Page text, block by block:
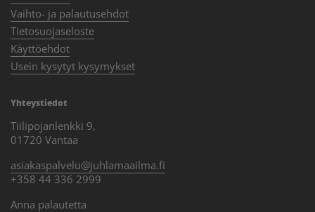
Vaihto- ja palautusehdot
Tietosuojaseloste
Käyttöehdot
Usein kysytyt kysymykset
Yhteystiedot
Tiilipojanlenkki 9,
01720 Vantaa
asiakaspalvelu@juhlamaailma.fi
+358 44 336 2999
Anna palautetta